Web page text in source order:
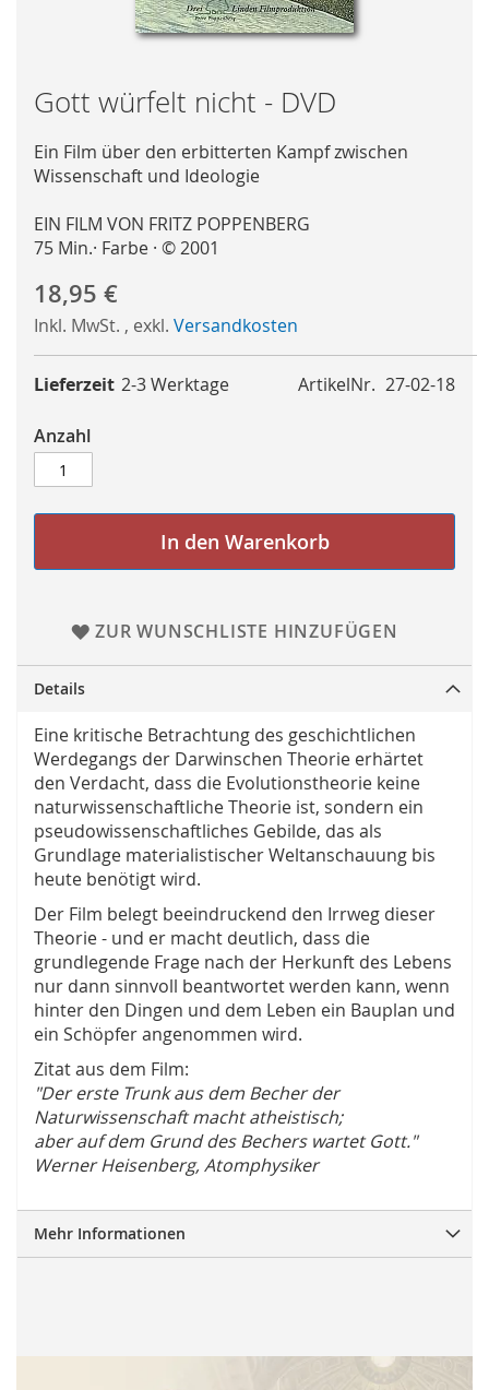
Skip
to
the
beginning
of
the
images
gallery
Gott würfelt nicht - DVD
Ein Film über den erbitterten Kampf zwischen
Wissenschaft und Ideologie
EIN FILM VON FRITZ POPPENBERG
75 Min.· Farbe · © 2001
18,95 €
Inkl. MwSt. , exkl. Versandkosten
ArtikelNr. 27-02-18
Lieferzeit 2-3 Werktage
Anzahl
In den Warenkorb
ZUR WUNSCHLISTE HINZUFÜGEN
Details
Eine kritische Betrachtung des geschichtlichen
Werdegangs der Darwinschen Theorie erhärtet
den Verdacht, dass die Evolutionstheorie keine
naturwissenschaftliche Theorie ist, sondern ein
pseudowissenschaftliches Gebilde, das als
Grundlage materialistischer Weltanschauung bis
heute benötigt wird.
Der Film belegt beeindruckend den Irrweg dieser
Theorie - und er macht deutlich, dass die
grundlegende Frage nach der Herkunft des Lebens
nur dann sinnvoll beantwortet werden kann, wenn
hinter den Dingen und dem Leben ein Bauplan und
ein Schöpfer angenommen wird.
Zitat aus dem Film:
"Der erste Trunk aus dem Becher der
Naturwissenschaft macht atheistisch;
aber auf dem Grund des Bechers wartet Gott."
Werner Heisenberg, Atomphysiker
Mehr Informationen